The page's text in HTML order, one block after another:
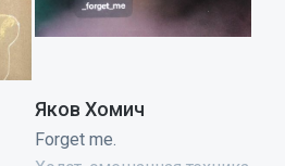
Яков Хомич
Forget me.